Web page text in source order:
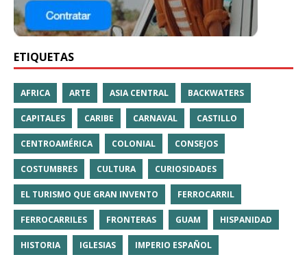
ETIQUETAS
AFRICA ARTE ASIA CENTRAL BACKWATERS
CAPITALES CARIBE CARNAVAL CASTILLO
CENTROAMÉRICA COLONIAL CONSEJOS
COSTUMBRES CULTURA CURIOSIDADES
EL TURISMO QUE GRAN INVENTO FERROCARRIL
FERROCARRILES FRONTERAS GUAM HISPANIDAD
HISTORIA IGLESIAS IMPERIO ESPAÑOL